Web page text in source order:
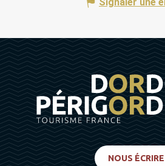
Signaler une
NOUS ÉCRIRE